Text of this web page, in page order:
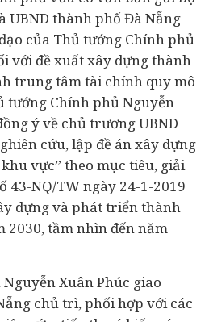
UBND thành phố Đà Nẵng
của Thủ tướng Chính phủ
với đề xuất xây dựng thành
trung tâmtài chính quy mô
tướng Chính phủ Nguyễn
ý về chủ trương UBND
cứu, lập đề án xây dựng
vực” theo mục tiêu, giải
43-NQ/TW ngày 24-1-2019
dựng và phát triển thành
2030, tầm nhìn đến năm
Xuân Phúc giao
chủ trì, phối hợp với các